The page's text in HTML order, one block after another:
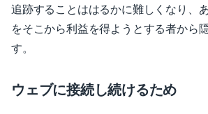
追跡することははるかに難しくなり、
をそこから利益を得ようとする者から
す。
ウェブに接続し続けるため